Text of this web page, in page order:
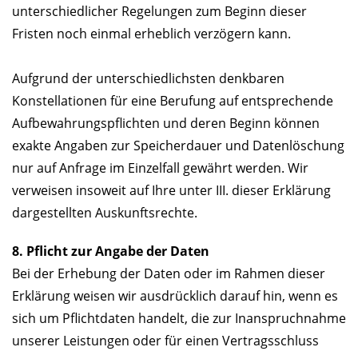
unterschiedlicher Regelungen zum Beginn dieser
Fristen noch einmal erheblich verzögern kann.
Aufgrund der unterschiedlichsten denkbaren
Konstellationen für eine Berufung auf entsprechende
Aufbewahrungspflichten und deren Beginn können
exakte Angaben zur Speicherdauer und Datenlöschung
nur auf Anfrage im Einzelfall gewährt werden. Wir
verweisen insoweit auf Ihre unter III. dieser Erklärung
dargestellten Auskunftsrechte.
8. Pflicht zur Angabe der Daten
Bei der Erhebung der Daten oder im Rahmen dieser
Erklärung weisen wir ausdrücklich darauf hin, wenn es
sich um Pflichtdaten handelt, die zur Inanspruchnahme
unserer Leistungen oder für einen Vertragsschluss